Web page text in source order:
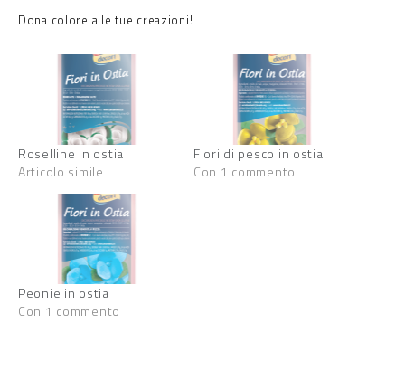
Dona colore alle tue creazioni!
Roselline in ostia
Articolo simile
Fiori di pesco in ostia
Con 1 commento
Peonie in ostia
Con 1 commento